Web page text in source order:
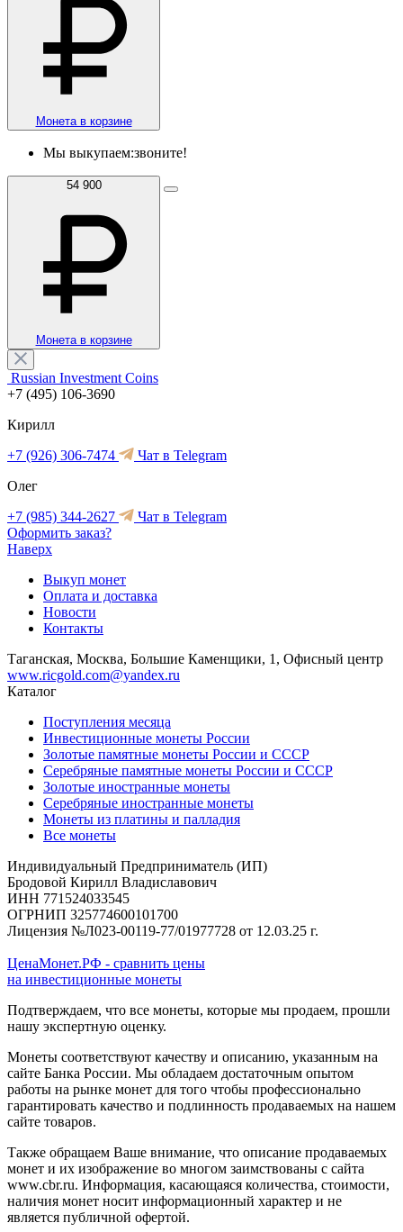
Монета в корзине
Мы выкупаем:звоните!
54 900
Монета в корзине
Russian Investment Coins
+7 (495) 106-3690
Кирилл
+7 (926) 306-7474
Чат в Telegram
Олег
+7 (985) 344-2627
Чат в Telegram
Оформить заказ?
Наверх
Выкуп монет
Оплата и доставка
Новости
Контакты
Таганская, Москва, Большие Каменщики, 1, Офисный центр
www.ricgold.com@yandex.ru
Каталог
Поступления месяца
Инвестиционные монеты России
Золотые памятные монеты России и СССР
Серебряные памятные монеты России и СССР
Золотые иностранные монеты
Серебряные иностранные монеты
Монеты из платины и палладия
Все монеты
Индивидуальный Предприниматель (ИП)
Бродовой Кирилл Владиславович
ИНН 771524033545
ОГРНИП 325774600101700
Лицензия №Л023-00119-77/01977728 от 12.03.25 г.
ЦенаМонет.РФ - сравнить цены
на инвестиционные монеты
Подтверждаем, что все монеты, которые мы продаем, прошли
нашу экспертную оценку.
Монеты соответствуют качеству и описанию, указанным на
сайте Банка России. Мы обладаем достаточным опытом
работы на рынке монет для того чтобы профессионально
гарантировать качество и подлинность продаваемых на нашем
сайте товаров.
Также обращаем Ваше внимание, что описание продаваемых
монет и их изображение во многом заимствованы с сайта
www.cbr.ru. Информация, касающаяся количества, стоимости,
наличия монет носит информационный характер и не
является публичной офертой.